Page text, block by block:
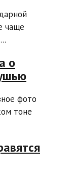
чаще
о
фото
тоне